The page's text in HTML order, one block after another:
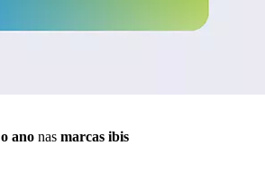
ano nas marcas ibis